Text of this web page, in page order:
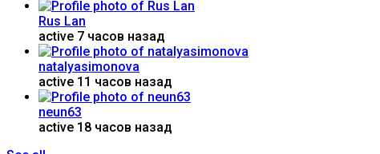
Rus Lan
active 7 часов назад
natalyasimonova
active 11 часов назад
neun63
active 18 часов назад